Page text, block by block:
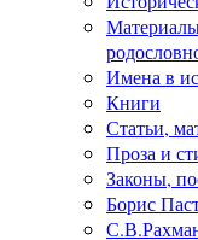
Имена в
Книги
Статьи,
Проза и
Законы,
Борис